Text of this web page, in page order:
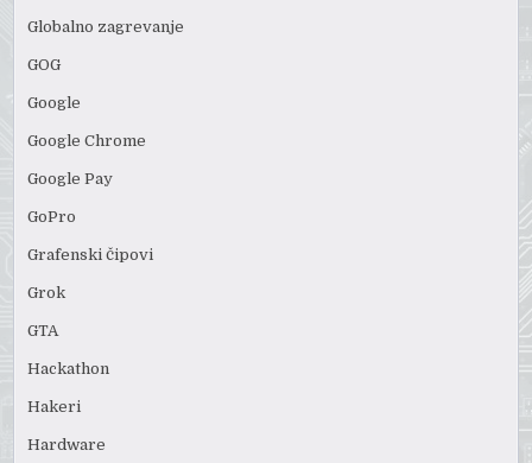
Globalno zagrevanje
GOG
Google
Google Chrome
Google Pay
GoPro
Grafenski čipovi
Grok
GTA
Hackathon
Hakeri
Hardware